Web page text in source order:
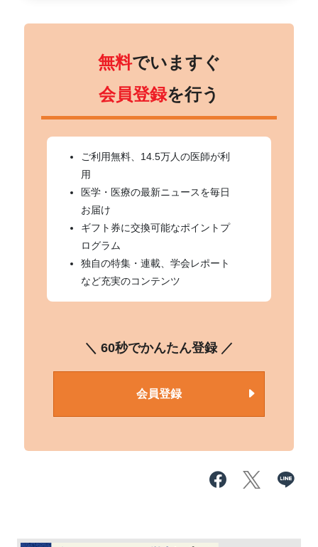
無料でいますぐ
会員登録を行う
ご利用無料、14.5万人の医師が利
用
医学・医療の最新ニュースを毎日
お届け
ギフト券に交換可能なポイントプ
ログラム
独自の特集・連載、学会レポート
など充実のコンテンツ
＼ 60秒でかんたん登録 ／
会員登録